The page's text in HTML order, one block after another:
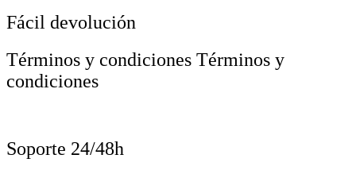
Fácil devolución
Términos y condiciones Términos y
condiciones
Soporte 24/48h